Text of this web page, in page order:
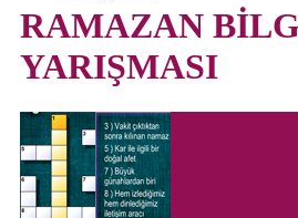
RAMAZAN
YARIŞMASI